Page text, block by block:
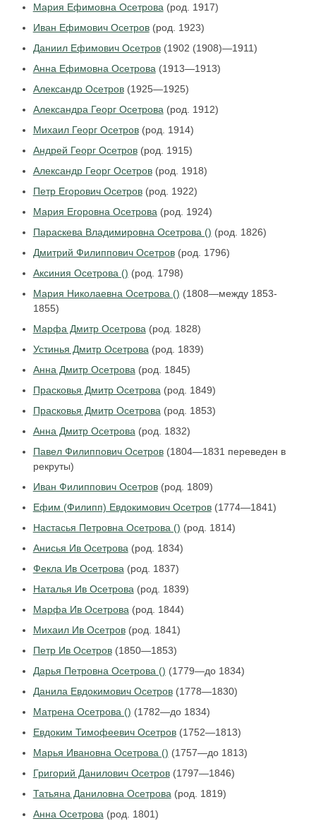
Мария Ефимовна Осетрова(род. 1917)
Иван Ефимович Осетров(род. 1923)
Даниил Ефимович Осетров(1902 (1908)—1911)
Анна Ефимовна Осетрова(1913—1913)
Александр Осетров(1925—1925)
Александра Георг Осетрова(род. 1912)
Михаил Георг Осетров(род. 1914)
Андрей Георг Осетров(род. 1915)
Александр Георг Осетров(род. 1918)
Петр Егорович Осетров(род. 1922)
Мария Егоровна Осетрова(род. 1924)
Параскева Владимировна Осетрова () (род. 1826)
Дмитрий Филиппович Осетров(род. 1796)
Аксиния Осетрова () (род. 1798)
Мария Николаевна Осетрова () (1808—между 1853-
1855)
Марфа Дмитр Осетрова(род. 1828)
Устинья Дмитр Осетрова(род. 1839)
Анна Дмитр Осетрова(род. 1845)
Прасковья Дмитр Осетрова(род. 1849)
Прасковья Дмитр Осетрова(род. 1853)
Анна Дмитр Осетрова(род. 1832)
Павел Филиппович Осетров(1804—1831 переведен в
рекруты)
Иван Филиппович Осетров(род. 1809)
Ефим (Филипп) Евдокимович Осетров(1774—1841)
Настасья Петровна Осетрова () (род. 1814)
Анисья Ив Осетрова(род. 1834)
Фекла Ив Осетрова(род. 1837)
Наталья Ив Осетрова(род. 1839)
Марфа Ив Осетрова(род. 1844)
Михаил Ив Осетров(род. 1841)
Петр Ив Осетров(1850—1853)
Дарья Петровна Осетрова () (1779—до 1834)
Данила Евдокимович Осетров(1778—1830)
Матрена Осетрова () (1782—до 1834)
Евдоким Тимофеевич Осетров(1752—1813)
Марья Ивановна Осетрова () (1757—до 1813)
Григорий Данилович Осетров(1797—1846)
Татьяна Даниловна Осетрова(род. 1819)
Анна Осетрова(род. 1801)